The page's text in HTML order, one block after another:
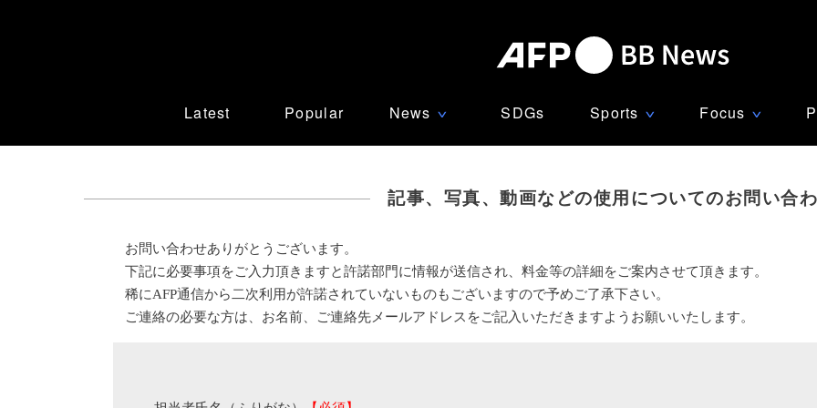
Latest Popular News ∨ SDGs Sports ∨ Focus ∨
記事、写真、動画などの使用についてのお問い合
お問い合わせありがとうございます。
下記に必要事項をご入力頂きますと許諾部門に情報が送信され、料金等の詳細をご案内させて頂きます。
稀にAFP通信から二次利用が許諾されていないものもございますので予めご了承下さい。
ご連絡の必要な方は、お名前、ご連絡先メールアドレスをご記入いただきますようお願いいたします。